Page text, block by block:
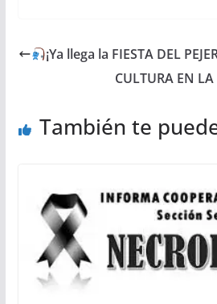
¡Ya llega la FIESTA DEL
CULTURA EN
También te